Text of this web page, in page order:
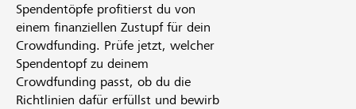
Spendentöpfe profitierst du von
einem finanziellen Zustupf für dein
Crowdfunding. Prüfe jetzt, welcher
Spendentopf zu deinem
Crowdfunding passt, ob du die
Richtlinien dafür erfüllst und bewirb